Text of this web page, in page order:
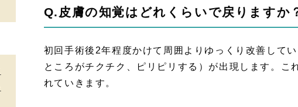
Q.皮膚の知覚はどれくらいで戻りますか
初回手術後2年程度かけて周囲よりゆっくり改善して
ところがチクチク、ピリピリする）が出現します。こ
れていきます。